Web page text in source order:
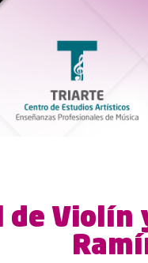
Violín